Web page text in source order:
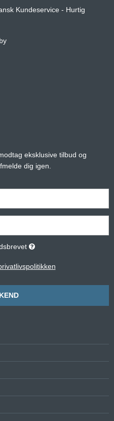
Kundeservice - Hurtig
eksklusive tilbud og
dig igen.